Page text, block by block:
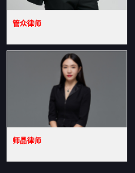
管众律师
师晶律师